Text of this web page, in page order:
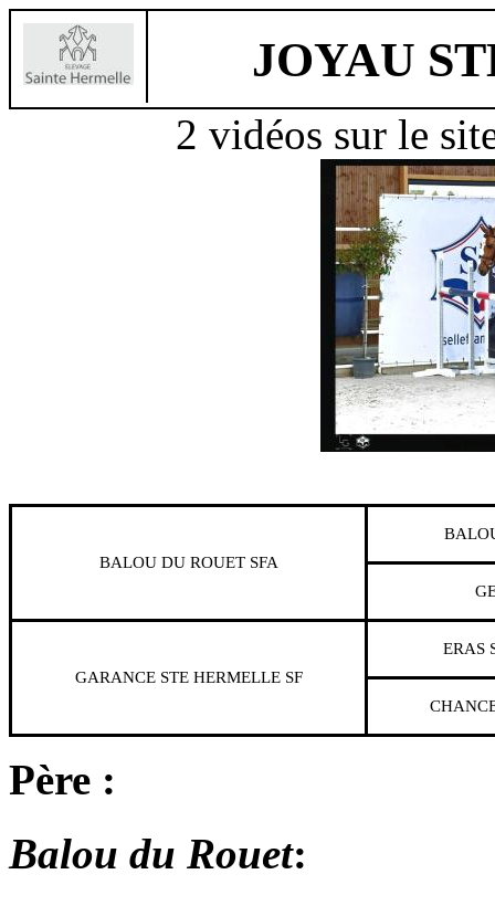
JOYAU
2 vidéos sur le
BALOU DU ROUET SFA
GARANCE STE HERMELLE SF
ERAS
Père :
Balou du Rouet: